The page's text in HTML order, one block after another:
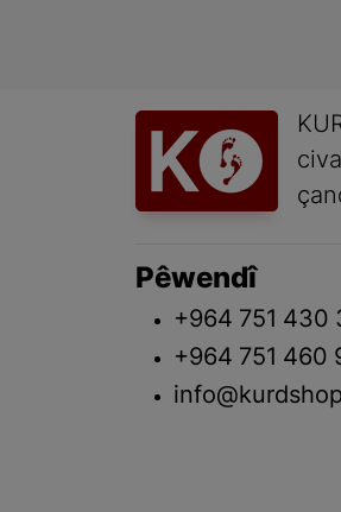
Pêwendî
+964 751 430
+964 751 460